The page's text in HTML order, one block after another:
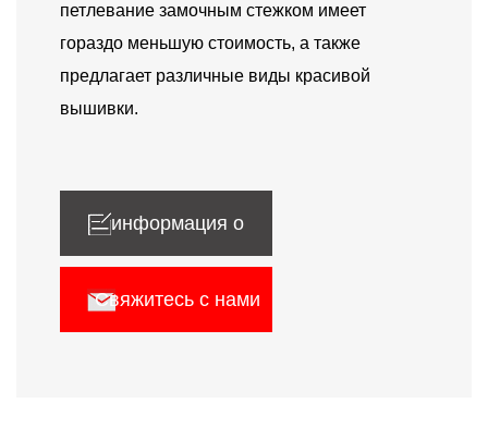
петлевание замочным стежком имеет
гораздо меньшую стоимость, а также
предлагает различные виды красивой
вышивки.
информация о
Свяжитесь с нами